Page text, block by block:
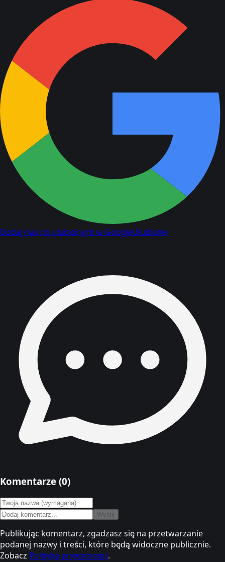
Dodaj nas do ulubionych w GoogleUlubione
Komentarze (0)
Wyślij
Publikując komentarz, zgadzasz się na przetwarzanie
podanej nazwy i treści, które będą widoczne publicznie.
Zobacz Politykę prywatności.